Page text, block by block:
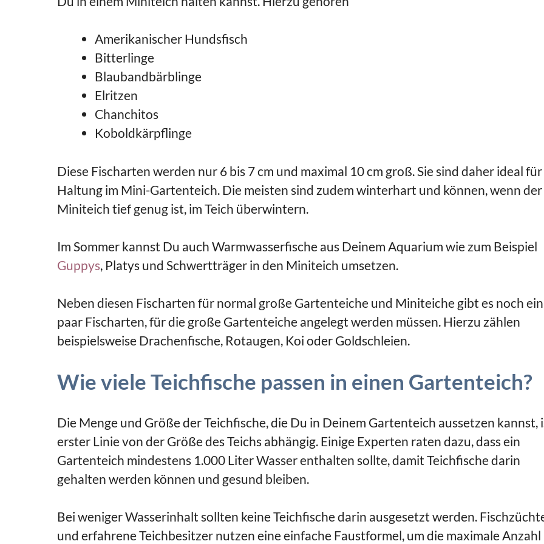
Amerikanischer Hundsfisch
Bitterlinge
Blaubandbärblinge
Elritzen
Chanchitos
Koboldkärpflinge
Diese Fischarten werden nur 6 bis 7 cm und maximal 10 cm groß. Sie sind daher ideal
Haltung im Mini-Gartenteich. Die meisten sind zudem winterhart und können, wenn der
Miniteich tief genug ist, im Teich überwintern.
Im Sommer kannst Du auch Warmwasserfische aus Deinem Aquarium wie zum Beispiel
Guppys, Platys und Schwertträger in den Miniteich umsetzen.
Neben diesen Fischarten für normal große Gartenteiche und Miniteiche gibt es noch ein
paar Fischarten, für die große Gartenteiche angelegt werden müssen. Hierzu zählen
beispielsweise Drachenfische, Rotaugen, Koi oder Goldschleien.
Wie viele Teichfische passen in einen Gartenteich?
Die Menge und Größe der Teichfische, die Du in Deinem Gartenteich aussetzen kannst,
erster Linie von der Größe des Teichs abhängig. Einige Experten raten dazu, dass ein
Gartenteich mindestens 1.000 Liter Wasser enthalten sollte, damit Teichfische darin
gehalten werden können und gesund bleiben.
Bei weniger Wasserinhalt sollten keine Teichfische darin ausgesetzt werden.
und erfahrene Teichbesitzer nutzen eine einfache Faustformel, um die maximale